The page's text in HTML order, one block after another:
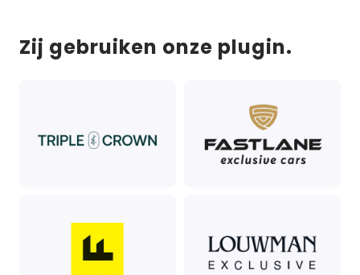
Zij gebruiken onze plugin.